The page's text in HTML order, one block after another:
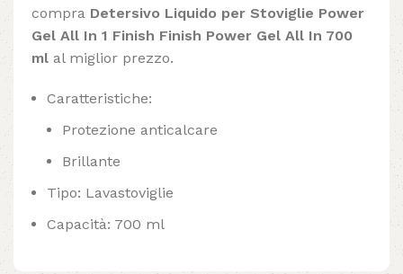
compra Detersivo Liquido per Stoviglie Power
Gel All In 1 Finish Finish Power Gel All In 700
ml al miglior prezzo.
Caratteristiche:
Protezione anticalcare
Brillante
Tipo: Lavastoviglie
Capacità: 700 ml